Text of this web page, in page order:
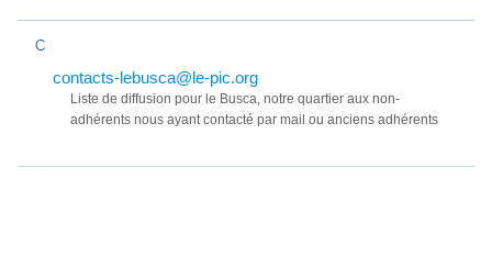
C
contacts-lebusca@le-pic.org
Liste de diffusion pour le Busca, notre quartier aux non-
adhérents nous ayant contacté par mail ou anciens adhérents